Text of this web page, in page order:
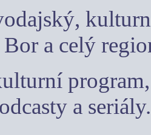
a celý
a seriály.